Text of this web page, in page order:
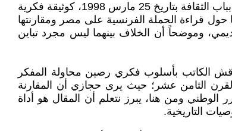
يأتي مقال «الشعراء مساكين.. إذا قورنوا بالفلاسفة!» للشاعر والناقد الكبير أحمد عبد المعطي حجازي، والمنشور في جريدة الأهرام بباب الثقافة بتاريخ 25 مارس 1998، كوثيقة فكرية
حول قراءة الحملة الفرنسية على مصر ومقارنتها
وموضحاً أن الخلاف بينهما ليس مجرد تباين
الكاتب بأسلوب فكري رصين محاولة المفكر
الثامن عشر؛ حيث يرى حجازي أن المقارنة
الوطني ومن هنا، يبرز نتعلم أن المقال هو أداة
التاريخية.